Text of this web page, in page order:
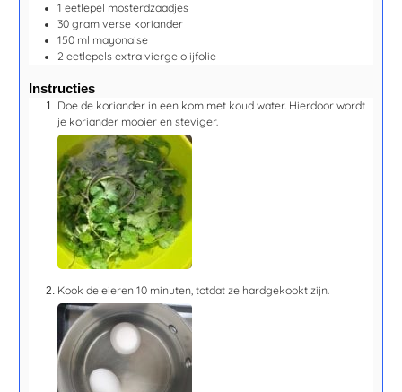
1 eetlepel mosterdzaadjes
30 gram verse koriander
150 ml mayonaise
2 eetlepels extra vierge olijfolie
Instructies
Doe de koriander in een kom met koud water. Hierdoor wordt
je koriander mooier en steviger.
Kook de eieren10 minuten, totdat ze hardgekookt zijn.